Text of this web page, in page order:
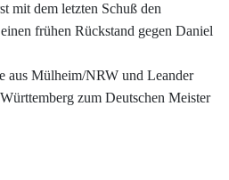
mit dem letzten Schuß den
frühen Rückstand gegen Daniel
aus Mülheim/NRW und Leander
zum Deutschen Meister